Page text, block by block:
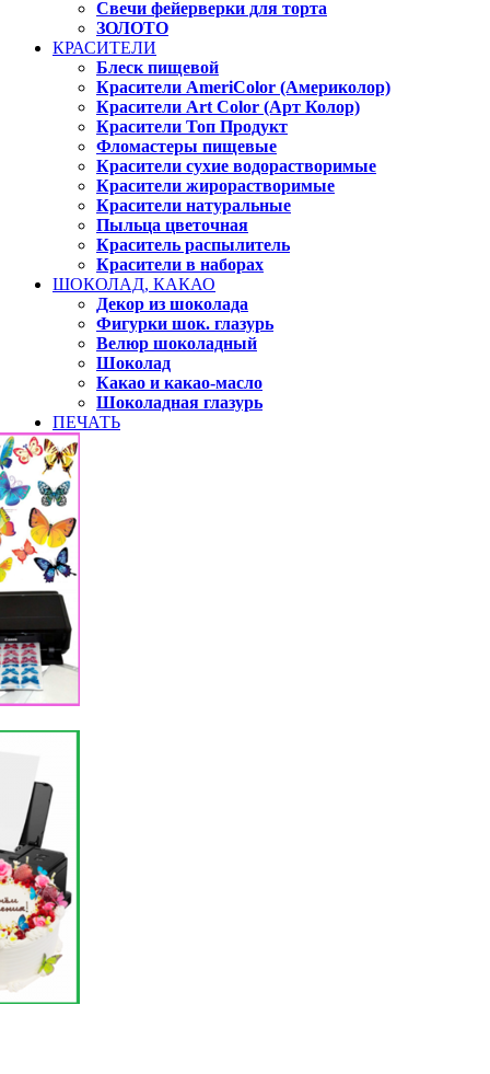
Свечи фейерверки для торта
ЗОЛОТО
КРАСИТЕЛИ
Блеск пищевой
Красители AmeriColor (Америколор)
Красители Art Color (Арт Колор)
Красители Топ Продукт
Фломастеры пищевые
Красители сухие водорастворимые
Красители жирорастворимые
Красители натуральные
Пыльца цветочная
Краситель распылитель
Красители в наборах
ШОКОЛАД, КАКАО
Декор из шоколада
Фигурки шок. глазурь
Велюр шоколадный
Шоколад
Какао и какао-масло
Шоколадная глазурь
ПЕЧАТЬ